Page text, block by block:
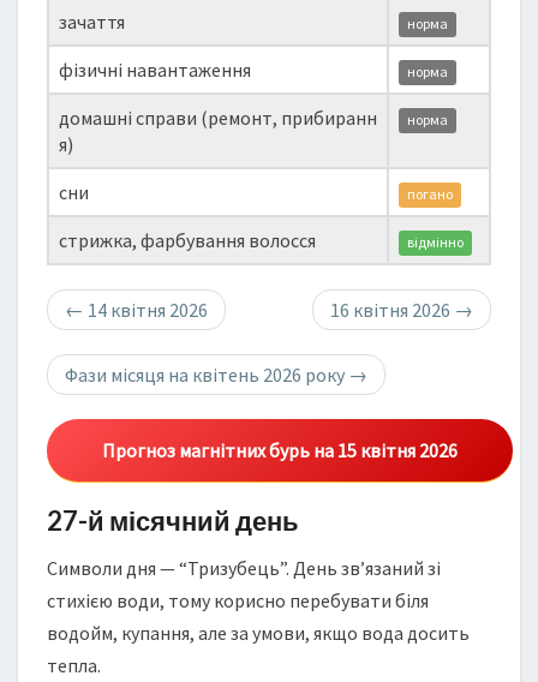
зачаття норма
фізичні навантаження норма
домашні справи (ремонт, прибиранн
я)
норма
сни погано
стрижка, фарбування волосся відмінно
← 14 квітня 2026 16 квітня 2026 →
Фази місяця на квітень 2026 року →
Прогноз магнітних бурь на 15 квітня 2026
27-й місячний день
Символи дня — “Тризубець”. День зв’язаний зі
стихією води, тому корисно перебувати біля
водойм, купання, але за умови, якщо вода досить
тепла.